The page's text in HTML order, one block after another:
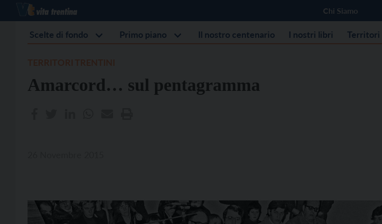
Chi Siamo
Scelte di fondo Primo piano Il nostro centenario I nostri libri Territori
Amarcord… sul pentagramma